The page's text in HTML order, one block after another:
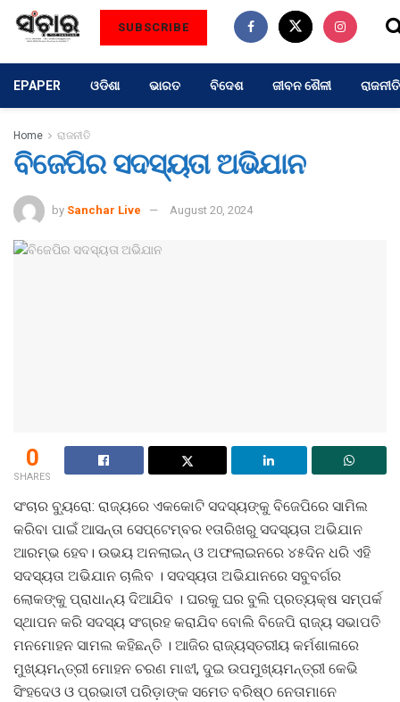
SUBSCRIBE
EPAPER ଓଡିଶା ଭାରତ ବିଦେଶ ଜୀବନ ଶୈଳୀ ରାଜନୀତି
Home ରାଜନୀତି
ବିଜେପିର ସଦସ୍ୟତା ଅଭିଯାନ
by Sanchar Live August 20, 2024
0
SHARES
ସଂଚାର ବ୍ୟୁରୋ: ରାଜ୍ୟରେ ଏକକୋଟି ସଦସ୍ୟଙ୍କୁ ବିଜେପିରେ ସାମିଲ
କରିବା ପାଇଁ ଆସନ୍ତା ସେପ୍ଟେମ୍ବର ୧ତାରିଖରୁ ସଦସ୍ୟତା ଅଭିଯାନ
ଆରମ୍ଭ ହେବ। ଉଭୟ ଅନଲାଇନ୍ ଓ ଅଫଲାଇନରେ ୪୫ଦିନ ଧରି ଏହି
ସଦସ୍ୟତା ଅଭିଯାନ ଚାଲିବ । ସଦସ୍ୟତା ଅଭିଯାନରେ ସବୁବର୍ଗର
ଲୋକଙ୍କୁ ପ୍ରାଧାନ୍ୟ ଦିଆଯିବ । ଘରକୁ ଘର ବୁଲି ପ୍ରତ୍ୟକ୍ଷ ସମ୍ପର୍କ
ସ୍ଥାପନ କରି ସଦସ୍ୟ ସଂଗ୍ରହ କରାଯିବ ବୋଲି ବିଜେପି ରାଜ୍ୟ ସଭାପତି
ମନମୋହନ ସାମଲ କହିଛନ୍ତି । ଆଜିର ରାଜ୍ୟସ୍ତରୀୟ କର୍ମଶାଳାରେ
ମୁଖ୍ୟମନ୍ତ୍ରୀ ମୋହନ ଚରଣ ମାଝୀ, ଦୁଇ ଉପମୁଖ୍ୟମନ୍ତ୍ରୀ କେଭି
ସିଂହଦେଓ ଓ ପ୍ରଭାତୀ ପରିଡ଼ାଙ୍କ ସମେତ ବରିଷ୍ଠ ନେତାମାନେ